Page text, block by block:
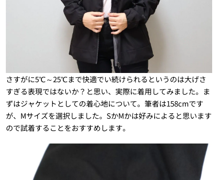
さすがに5℃～25℃まで快適でい続けられるというのは大げさ
すぎる表現ではないか？と思い、実際に着用してみました。ま
ずはジャケットとしての着心地について。筆者は158cmです
が、Mサイズを選択しました。SかMかは好みによると思います
ので試着することをおすすめします。